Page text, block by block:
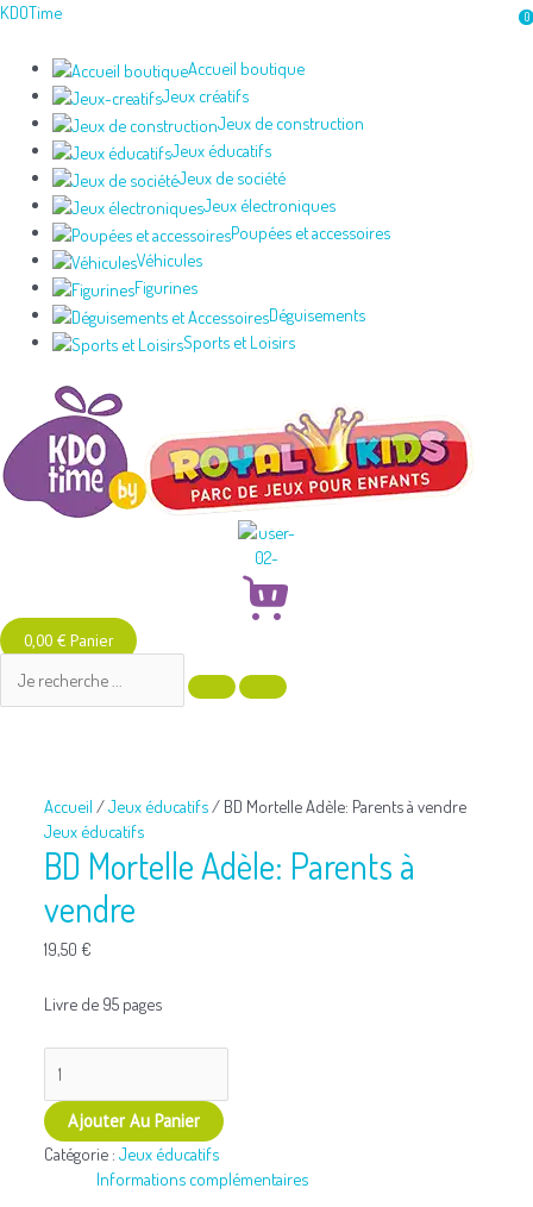
Aller
contenu
KDOTime
Accueil boutique
Jeux créatifs
Jeux de construction
Jeux éducatifs
Jeux de société
Jeux électroniques
Poupées et accessoires
Véhicules
Figurines
Déguisements
Sports et Loisirs
0
0,00 € Panier
Accueil /Jeux éducatifs / BD Mortelle Adèle: Parents à vendre
Jeux éducatifs
BD Mortelle Adèle: Parents à
vendre
19,50 €
Livre de 95 pages
Adèle:
Parents
à
Ajouter Au Panier
Catégorie :Jeux éducatifs
Informations complémentaires